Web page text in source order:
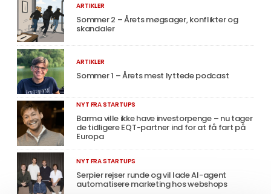
ARTIKLER
Sommer 2 – Årets møgsager, konflikter og
skandaler
ARTIKLER
Sommer 1 – Årets mest lyttede podcast
NYT FRA STARTUPS
Barma ville ikke have investorpenge – nu tager
de tidligere EQT-partner ind for at få fart på
Europa
NYT FRA STARTUPS
Serpier rejser runde og vil lade AI-agent
automatisere marketing hos webshops